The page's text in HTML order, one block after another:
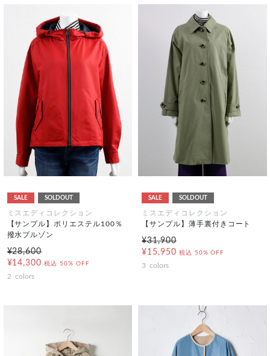
SALE SOLDOUT
ミスエディコレクション
【サンプル】ポリエステル100％
撥水ブルゾン
¥28,600
¥14,300 税込 50% OFF
2 colors
SALE SOLDOUT
ミスエディコレクション
【サンプル】薄手裏付きコート
¥31,900
¥15,950 税込 50% OFF
3 colors